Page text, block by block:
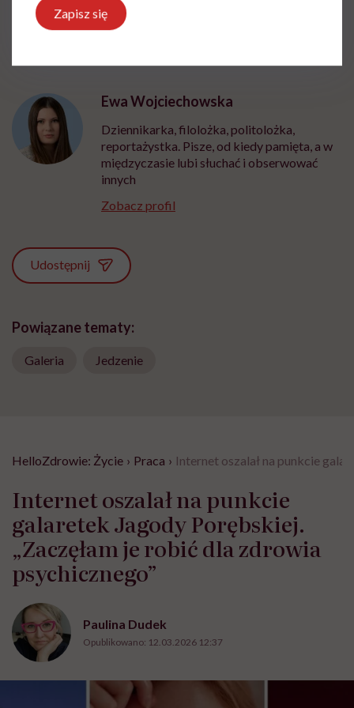
Ewa Wojciechowska
Dziennikarka, filolożka, politolożka,
reportażystka. Pisze, od kiedy pamięta, a w
międzyczasie lubi słuchać i obserwować
innych
Zobacz profil
Udostępnij
Powiązane tematy:
Galeria Jedzenie
HelloZdrowie: Życie › Praca › Internet oszalał na punkcie
Internet oszalał na punkcie
galaretek Jagody Porębskiej.
„Zaczęłam je robić dla zdrowia
psychicznego”
Paulina Dudek
Opublikowano: 12.03.2026 12:37
Zapisz się